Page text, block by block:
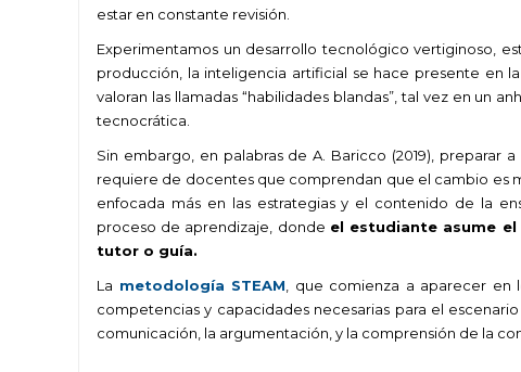
estar en constante revisión.
Experimentamos un desarrollo tecnológico vertiginoso,
producción, la inteligencia artificial se hace presente en
valoran las llamadas “habilidades blandas”, tal vez en un
tecnocrática.
Sin embargo, en palabras de A. Baricco (2019), preparar
requiere de docentes que comprendan que el cambio es
enfocada más en las estrategias y el contenido de la
proceso de aprendizaje, donde el estudiante asume
tutor o guía.
La metodología STEAM , que comienza a aparecer
competencias y capacidades necesarias para el
comunicación, la argumentación, y la comprensión de la